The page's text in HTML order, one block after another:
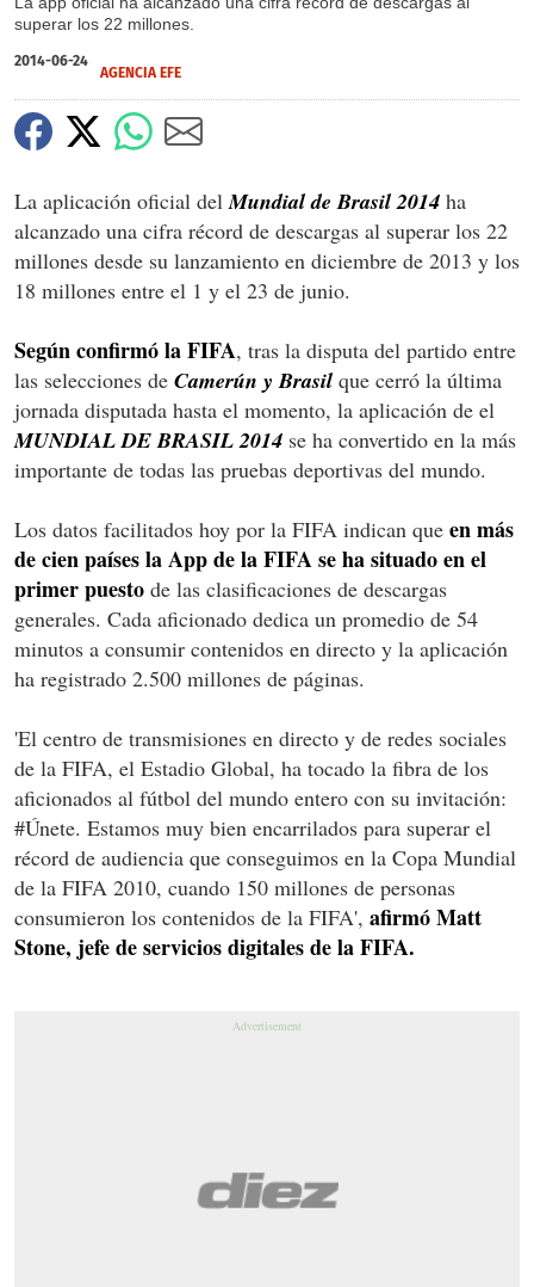
superar los 22 millones.
2014-06-24
AGENCIA EFE
La aplicación oficial del Mundial de Brasil 2014 ha
alcanzado una cifra récord de descargas al superar los 22
millones desde su lanzamiento en diciembre de 2013 y los
18 millones entre el 1 y el 23 de junio.
Según confirmó la FIFA, tras la disputa del partido entre
las selecciones de Camerún y Brasil que cerró la última
jornada disputada hasta el momento, la aplicación de el
MUNDIAL DE BRASIL 2014 se ha convertido en la más
importante de todas las pruebas deportivas del mundo.
Los datos facilitados hoy por la FIFA indican que en más
de cien países la App de la FIFA se ha situado en el
primer puesto de las clasificaciones de descargas
generales. Cada aficionado dedica un promedio de 54
minutos a consumir contenidos en directo y la aplicación
ha registrado 2.500 millones de páginas.
'El centro de transmisiones en directo y de redes sociales
de la FIFA, el Estadio Global, ha tocado la fibra de los
aficionados al fútbol del mundo entero con su invitación:
#Únete. Estamos muy bien encarrilados para superar el
récord de audiencia que conseguimos en la Copa Mundial
de la FIFA 2010, cuando 150 millones de personas
consumieron los contenidos de la FIFA', afirmó Matt
Stone, jefe de servicios digitales de la FIFA.